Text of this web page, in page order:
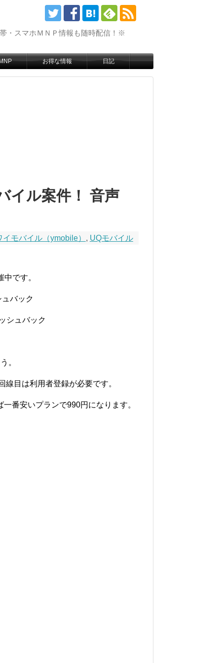
・スマホＭＮＰ情報も随時配信！※
お得な情報 日記
イル案件！ 音声
イモバイル（ymobile） , UQモバイル
です。
バック
シュバック
。
目は利用者登録が必要です。
番安いプランで990円になります。